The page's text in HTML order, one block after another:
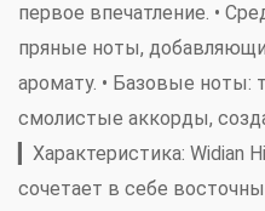
первое впечатление. •
пряные ноты,
аромату. • Базовые ноты:
смолистые аккорды,
Характеристика: Widian
сочетает в себе